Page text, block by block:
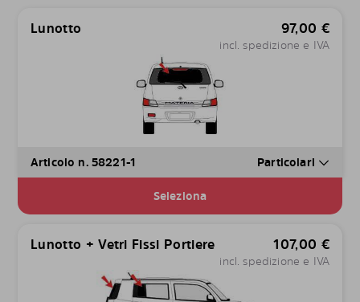
Lunotto 97,00 €
incl. spedizione e IVA
Articolo n. 58221-1 Particolari
Seleziona
Lunotto + Vetri Fissi Portiere 107,00 €
incl. spedizione e IVA